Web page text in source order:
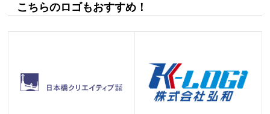
こちらのロゴもおすすめ！